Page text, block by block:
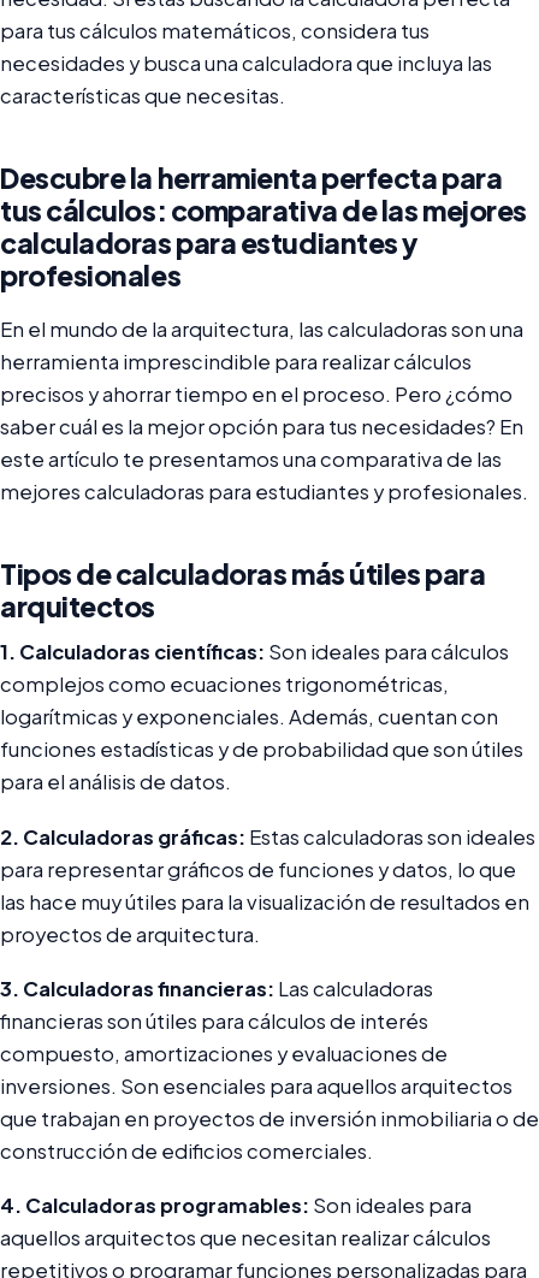
para tus cálculos matemáticos, considera tus
necesidades y busca una calculadora que incluya las
características que necesitas.
Descubre la herramienta perfecta para
tus cálculos: comparativa de las mejores
calculadoras para estudiantes y
profesionales
En el mundo de la arquitectura, las calculadoras son una
herramienta imprescindible para realizar cálculos
precisos y ahorrar tiempo en el proceso. Pero ¿cómo
saber cuál es la mejor opción para tus necesidades? En
este artículo te presentamos una comparativa de las
mejores calculadoras para estudiantes y profesionales.
Tipos de calculadoras más útiles para
arquitectos
1. Calculadoras científicas: Son ideales para cálculos
complejos como ecuaciones trigonométricas,
logarítmicas y exponenciales. Además, cuentan con
funciones estadísticas y de probabilidad que son útiles
para el análisis de datos.
2. Calculadoras gráficas: Estas calculadoras son ideales
para representar gráficos de funciones y datos, lo que
las hace muy útiles para la visualización de resultados en
proyectos de arquitectura.
3. Calculadoras financieras: Las calculadoras
financieras son útiles para cálculos de interés
compuesto, amortizaciones y evaluaciones de
inversiones. Son esenciales para aquellos arquitectos
que trabajan en proyectos de inversión inmobiliaria o de
construcción de edificios comerciales.
4. Calculadoras programables: Son ideales para
aquellos arquitectos que necesitan realizar cálculos
repetitivos o programar funciones personalizadas para